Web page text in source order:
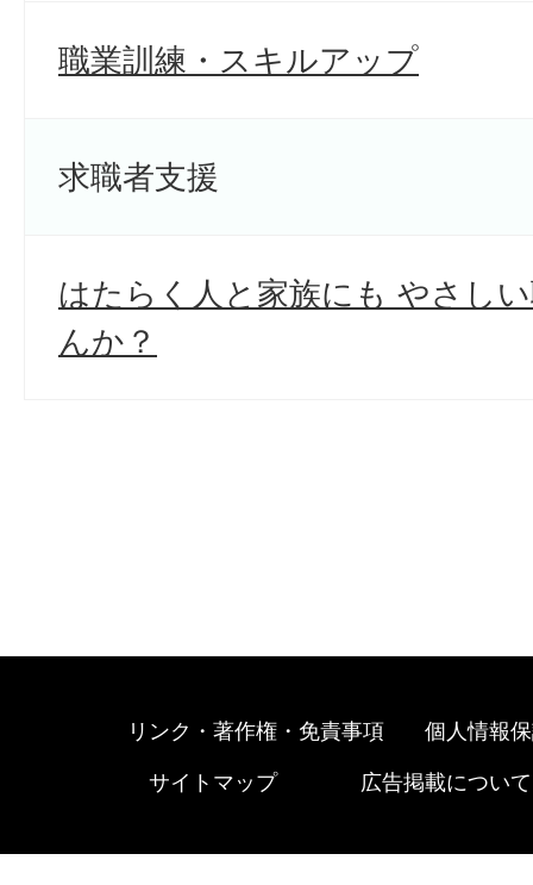
職業訓練・スキルアップ
求職者支援
はたらく人と家族にも やさし
んか？
リンク・著作権・免責事項 個人情報
サイトマップ 広告掲載について